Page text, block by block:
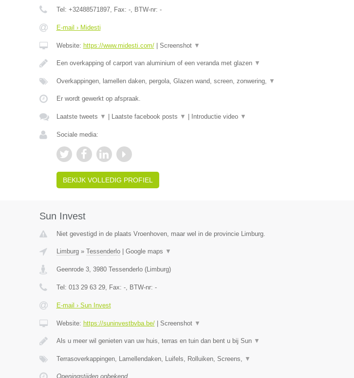
Tel: +32488571897, Fax: -, BTW-nr: -
E-mail › Midesti
Website: https://www.midesti.com/| Screenshot ▼
Een overkapping of carport van aluminium of een veranda met glazen ▼
Overkappingen, lamellen daken, pergola, Glazen wand, screen, zonwering, ▼
Er wordt gewerkt op afspraak.
Laatste tweets ▼ Laatste facebook posts ▼ Introductie video ▼
Sociale media:
BEKIJK VOLLEDIG PROFIEL
Sun Invest
Niet gevestigd in de plaats Vroenhoven, maar wel in de provincie Limburg.
Limburg» Tessenderlo| Google maps ▼
Geenrode 3, 3980 Tessenderlo(Limburg)
Tel: 013 29 63 29, Fax: -, BTW-nr: -
E-mail › Sun Invest
Website: https://suninvestbvba.be/| Screenshot ▼
Als u meer wil genieten van uw huis, terras en tuin dan bent u bij Sun ▼
Terrasoverkappingen, Lamellendaken, Luifels, Rolluiken, Screens, ▼
Openingstijden onbekend